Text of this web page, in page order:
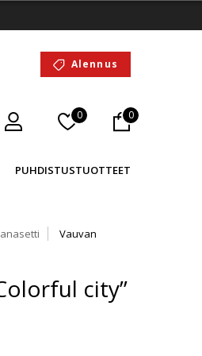
Alennus
0 0
PUHDISTUSTUOTTEET
Vauvan
city”